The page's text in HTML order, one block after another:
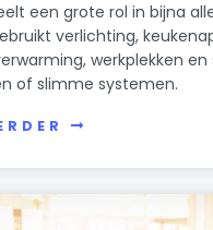
een grote rol in bijna
verlichting,
werkplekken
of slimme systemen.